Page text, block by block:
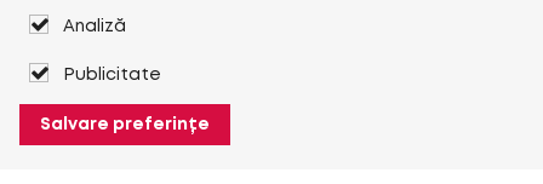
Analiză
Publicitate
Salvare preferințe